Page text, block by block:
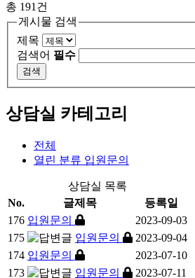
총 191건
게시물 검색
제목
검색어 필수
상담실 카테고리
전체
열린 분류 입원문의
상담실 목록
No.
글제목
등록일
176 입원문의
2023-09-03
175
입원문의
2023-09-04
174 입원문의
2023-07-10
173
입원문의
2023-07-11